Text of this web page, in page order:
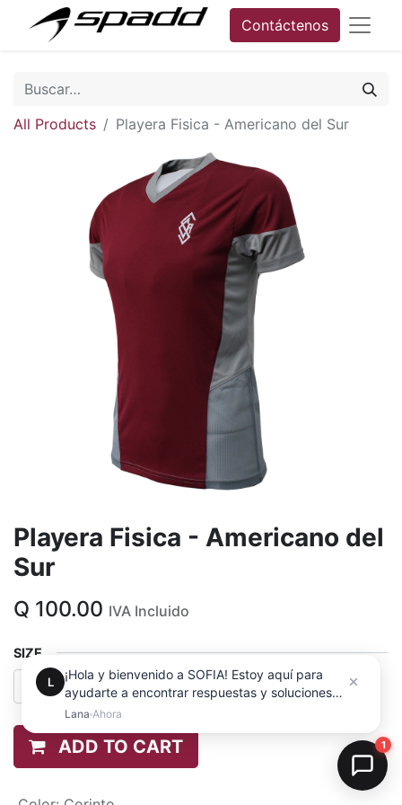
Contáctenos
All Products Playera Fisica - Americano del Sur
Playera Fisica - Americano del
Sur
Q 100.00 IVA Incluido
SIZE
ADD TO CART